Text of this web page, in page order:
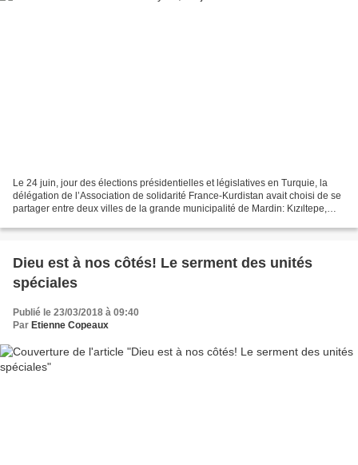
Le 24 juin, jour des élections présidentielles et législatives en Turquie, la
délégation de l’Association de solidarité France-Kurdistan avait choisi de se
partager entre deux villes de la grande municipalité de Mardin: Kızıltepe,
Dieu est à nos côtés! Le serment des unités
spéciales
Publié le 23/03/2018 à 09:40
Par Etienne Copeaux